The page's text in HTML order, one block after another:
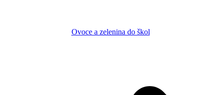
Ovoce a zelenina do škol